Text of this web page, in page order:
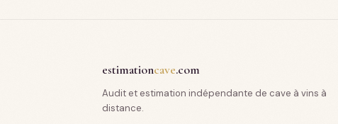
estimationcave.com
Audit et estimation indépendante de cave à vins à
distance.